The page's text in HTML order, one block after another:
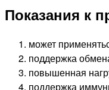
Показания к
может
поддержка
повышенная
поддержка